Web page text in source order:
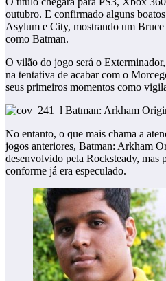
outubro. E confirmado alguns
Asylum e City, mostrando um
como Batman.
O vilão do jogo será o
na tentativa de acabar com o
seus primeiros momentos como
No entanto, o que mais chama a
jogos anteriores, Batman: Arkham
desenvolvido pela Rocksteady,
conforme já era especulado.